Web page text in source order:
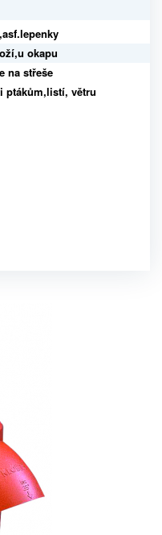
okapu
na střeše
ptákům,listí, větru